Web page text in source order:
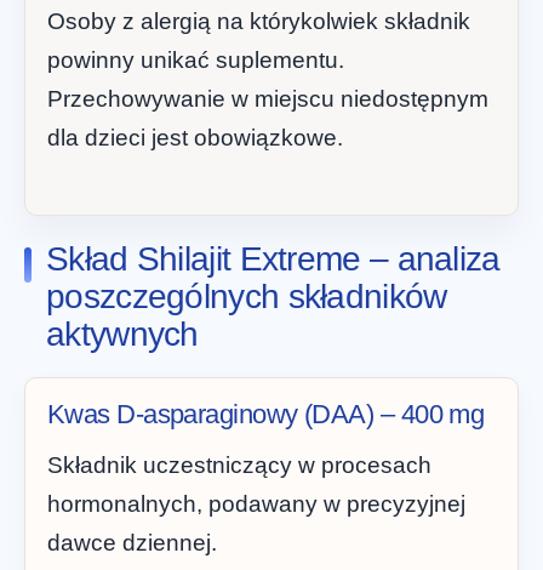
Osoby z alergią na którykolwiek składnik
powinny unikać suplementu.
Przechowywanie w miejscu niedostępnym
dla dzieci jest obowiązkowe.
Skład Shilajit Extreme – analiza
poszczególnych składników
aktywnych
Kwas D-asparaginowy (DAA) – 400 mg
Składnik uczestniczący w procesach
hormonalnych, podawany w precyzyjnej
dawce dziennej.